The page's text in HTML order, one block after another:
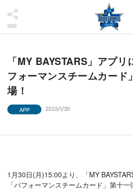
SNS
「MY BAYSTARS」アプ
フォーマンスチームカード
場！
APP 2023/1/30
1月30日(月)15:00より、「MY
「パフォーマンスチームカード」第十一